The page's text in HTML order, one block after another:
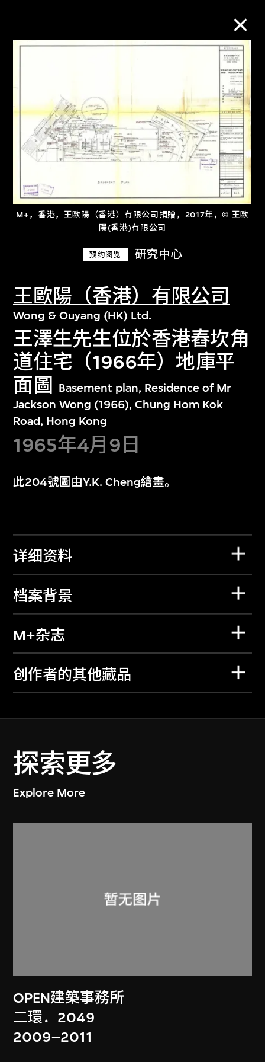
M+，香港，王歐陽（香港）有限公司捐贈，2017年，© 王歐
陽(香港)有限公司
预约阅览 研究中心
王歐陽（香港）有限公司
Wong & Ouyang (HK) Ltd.
王澤生先生位於香港舂坎角
道住宅（1966年）地庫平
面圖
Basement plan, Residence of Mr
Jackson Wong (1966), Chung Hom Kok
Road, Hong Kong
1965年4月9日
此204號圖由Y.K. Cheng繪畫。
详细资料
档案背景
M+杂志
创作者的其他藏品
探索更多
Explore More
OPEN建築事務所
二環．2049
2009–2011
进一步筛选 搜索
关于M+藏品
探索世界顶级的二十及二十一世纪视觉